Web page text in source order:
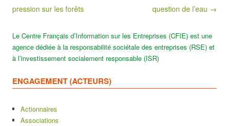
pression sur les forêts
question de l’eau →
Le Centre Français d’Information sur les Entreprises (CFIE) est une
agence dédiée à la responsabilité sociétale des entreprises (RSE) et
à l’investissement socialement responsable (ISR)
ENGAGEMENT (ACTEURS)
Actionnaires
Associations